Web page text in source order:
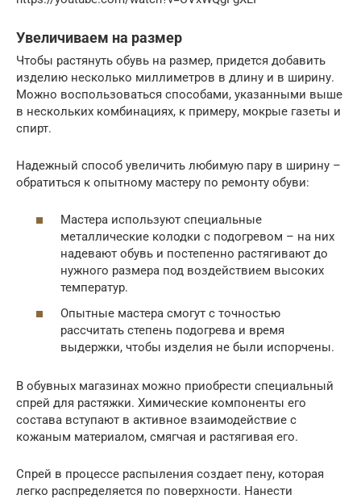
Увеличиваем на размер
Чтобы растянуть обувь на размер, придется добавить
изделию несколько миллиметров в длину и в ширину.
Можно воспользоваться способами, указанными выше
в нескольких комбинациях, к примеру, мокрые газеты и
спирт.
Надежный способ увеличить любимую пару в ширину –
обратиться к опытному мастеру по ремонту обуви:
Мастера используют специальные
металлические колодки с подогревом – на них
надевают обувь и постепенно растягивают до
нужного размера под воздействием высоких
температур.
Опытные мастера смогут с точностью
рассчитать степень подогрева и время
выдержки, чтобы изделия не были испорчены.
В обувных магазинах можно приобрести специальный
спрей для растяжки. Химические компоненты его
состава вступают в активное взаимодействие с
кожаным материалом, смягчая и растягивая его.
Спрей в процессе распыления создает пену, которая
легко распределяется по поверхности. Нанести